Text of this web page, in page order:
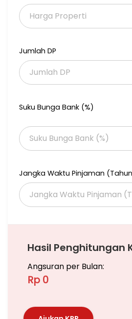
Apartemen Di Bandung
Dijual Cepat! Apartemen Mewah di
Hook Timur Selatan
Full furnished, siap huni tanpa ribet
Lokasi strategis, dekat Hokky, Cita
Pakuwon City
Unit hook Timur Selatan, pencahayaan
Harga terbaik, segera hubungi
#ApartemenMewah
#FullFurnished #DijualCepat
#LokasiStrategis
Jumlah DP
Suku Bunga Bank (%)
Jangka Waktu Pinjaman
Hasil Penghitungan
Angsuran per Bulan:
Rp 0